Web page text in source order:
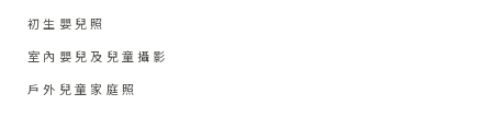
初生嬰兒照
室內嬰兒及兒童攝影
戶外兒童家庭照